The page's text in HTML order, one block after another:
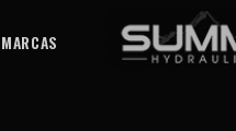
MARCAS